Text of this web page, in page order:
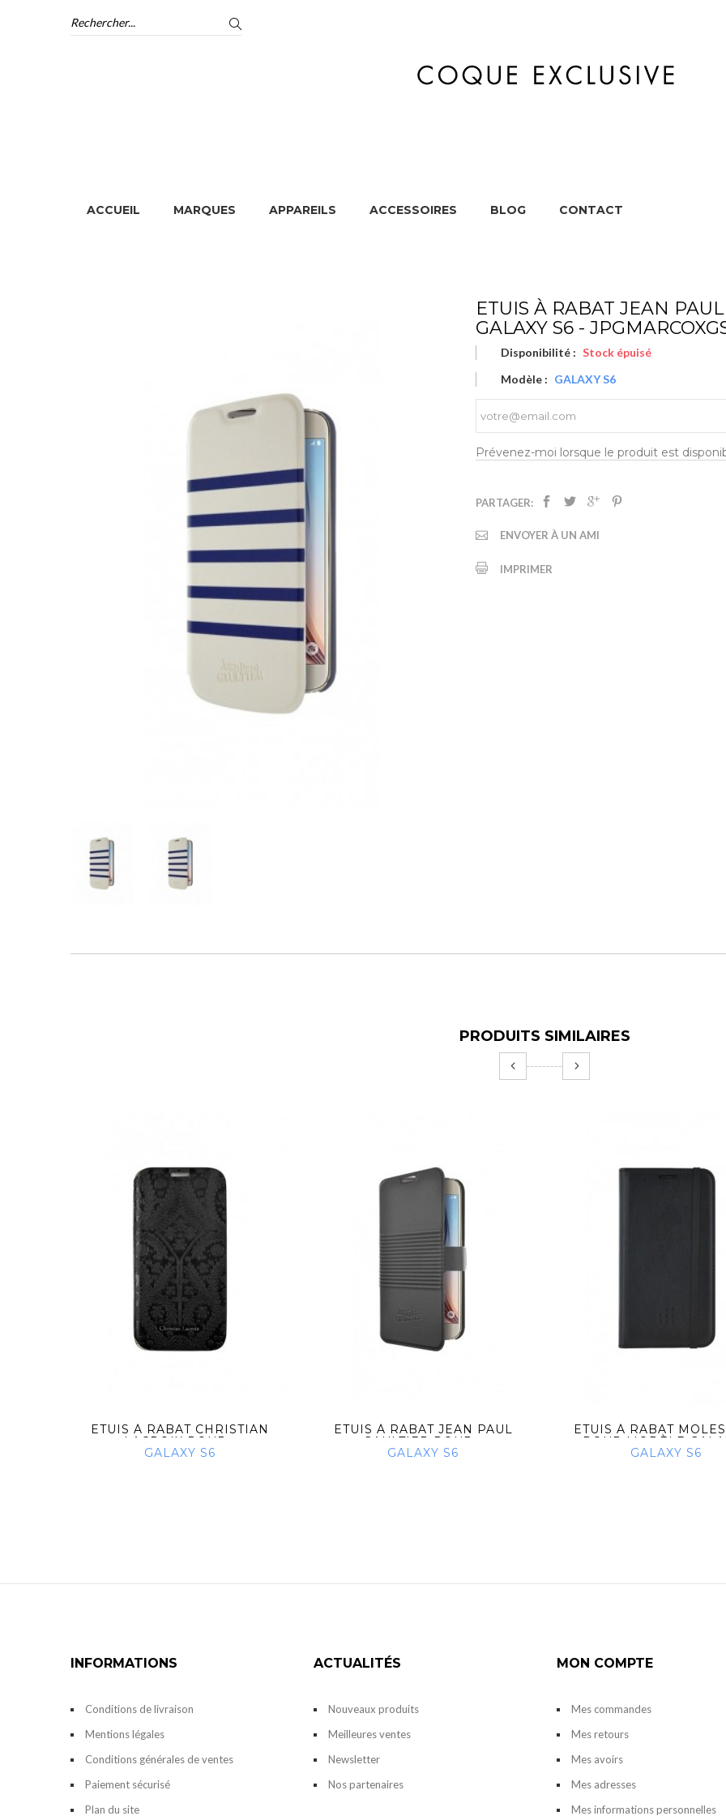
ACCUEIL MARQUES APPAREILS ACCESSOIRES BLOG CONTACT
ETUIS À RABAT JEAN
GALAXY S6 -
Disponibilité : Stock épuisé
Modèle : GALAXY S6
Prévenez-moi lorsque le produit est
PARTAGER:
ENVOYER À UN AMI
IMPRIMER
PRODUITS SIMILAIRES
ETUIS À RABAT CHRISTIAN
LACROIX POUR...
GALAXY S6
ETUIS À RABAT JEAN PAUL
GAULTIER POUR...
GALAXY S6
ETUIS À RABAT
POUR MODÈLE
GALAXY S6
INFORMATIONS
Conditions de livraison
Mentions légales
Conditions générales de ventes
Paiement sécurisé
Plan du site
ACTUALITÉS
Nouveaux produits
Meilleures ventes
Newsletter
Nos partenaires
MON COMPTE
Mes commandes
Mes retours
Mes avoirs
Mes adresses
Mes informations personnelles